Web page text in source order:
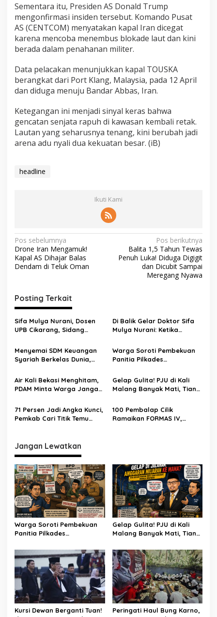
Sementara itu, Presiden AS Donald Trump
mengonfirmasi insiden tersebut. Komando Pusat
AS (CENTCOM) menyatakan kapal Iran dicegat
karena mencoba menembus blokade laut dan kini
berada dalam penahanan militer.
Data pelacakan menunjukkan kapal TOUSKA
berangkat dari Port Klang, Malaysia, pada 12 April
dan diduga menuju Bandar Abbas, Iran.
Ketegangan ini menjadi sinyal keras bahwa
gencatan senjata rapuh di kawasan kembali retak.
Lautan yang seharusnya tenang, kini berubah jadi
arena adu nyali dua kekuatan besar. (iB)
headline
Ikuti Kami
Pos sebelumnya
Drone Iran Mengamuk!
Kapal AS Dihajar Balas
Dendam di Teluk Oman
Pos berikutnya
Balita 1,5 Tahun Tewas
Penuh Luka! Diduga Digigit
dan Dicubit Sampai
Meregang Nyawa
Posting Terkait
Sifa Mulya Nurani, Dosen
UPB Cikarang, Sidang
dipimpin Prof. Dr. H. Aden
Rosadi Dosen UIN SGD asal
Bekasi
Di Balik Gelar Doktor Sifa
Mulya Nurani: Ketika
Menyelamatkan Masa
Depan Anak Indonesia
Menyemai SDM Keuangan
Syariah Berkelas Dunia,
Akreditasi Unggul
Warga Soroti Pembekuan
Panitia Pilkades
Intervensi
Air Kali Bekasi Menghitam,
PDAM Minta Warga Jangan
Gelap Gulita! PJU di Kali
Malang Banyak Mati, Tiang
Waswas
71 Persen Jadi Angka Kunci,
Pemkab Cari Titik Temu
100 Pembalap Cilik
Ramaikan FORMAS IV,
Jangan Lewatkan
Warga Soroti Pembekuan
Panitia Pilkades
Intervensi
Gelap Gulita! PJU di Kali
Malang Banyak Mati, Tiang
Waswas
Kursi Dewan Berganti Tuan!
Peringati Haul Bung Karno,